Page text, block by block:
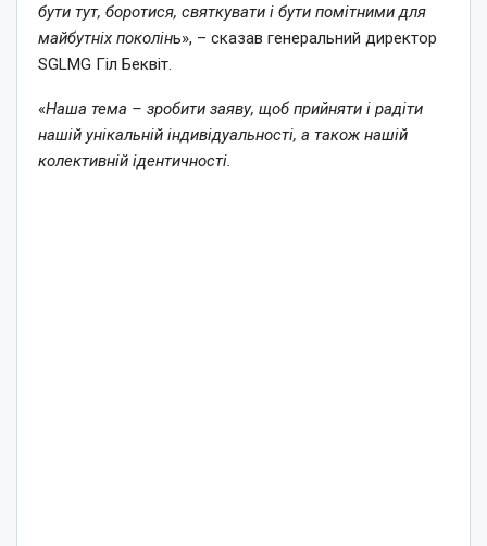
бути тут, боротися, святкувати і бути помітними для
майбутніх поколінь», – сказав генеральний директор
SGLMG Гіл Беквіт.
«Наша тема – зробити заяву, щоб прийняти і радіти
нашій унікальній індивідуальності, а також нашій
колективній ідентичності.